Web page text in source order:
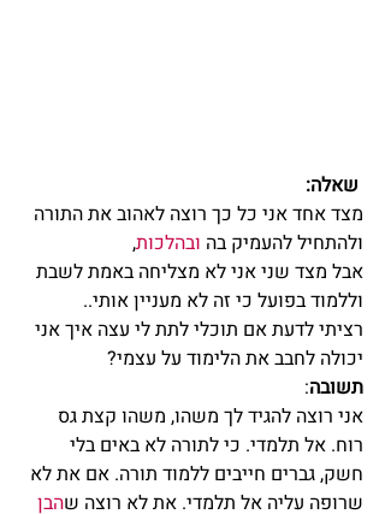
שאלה:
מצד אחד אני כל כך רוצה לאהוב את התורה
ולהתחיל להעמיק בה ובהלכות,
אבל מצד שני אני לא מצליחה באמת לשבת
וללמוד בפועל כי זה לא מעניין אותי..
רציתי לדעת אם תוכלי לתת לי עצה איך אני
יכולה לחבב את הלימוד על עצמי?
תשובה:
אני רוצה להגיד לך משהו, משהו קצת גס
רוח. אל תלמדי. כי לתורה לא באים בלי
חשק, גברים חייבים ללמוד תורה. אם את לא
שרופה עליה אל תלמדי. את לא רוצה שהבן